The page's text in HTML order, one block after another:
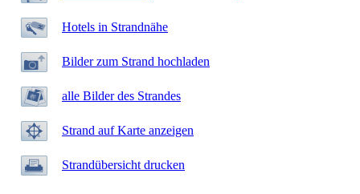
Hotels in Strandnähe
Bilder zum Strand hochladen
alle Bilder des Strandes
Strand auf Karte anzeigen
Strandübersicht drucken